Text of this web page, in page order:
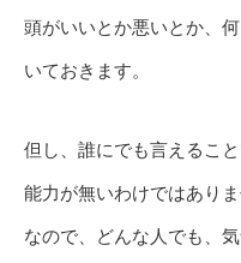
頭がいいとか悪いとか、
いておきます。
但し、誰にでも言えるこ
能力が無いわけではありま
なので、どんな人でも、